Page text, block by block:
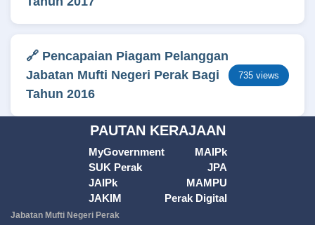
🔗 Pencapaian Piagam Pelanggan
Jabatan Mufti Negeri Perak Bagi
Tahun 2016
735 views
PAUTAN KERAJAAN
MyGovernment
SUK Perak
JAIPk
JAKIM
MAIPk
JPA
MAMPU
Perak Digital
Jabatan Mufti Negeri Perak